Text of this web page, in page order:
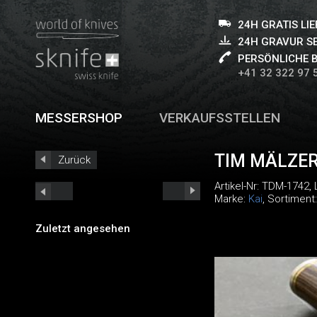
24H GRATIS
24H GRAVUR
PERSÖNLICHE
+41 32 322 97
MESSERSHOP VERKAUFSSTELLEN
Zurück
Zuletzt angesehen
TIM
Artikel-Nr: TDM-1742,
Marke: Kai,